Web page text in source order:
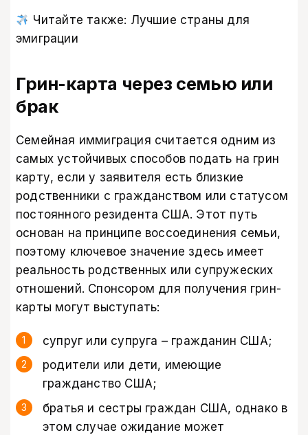
Читайте также: Лучшие страны для
эмиграции
Грин-карта через семью или
брак
Семейная иммиграция считается одним из
самых устойчивых способов подать на грин
карту, если у заявителя есть близкие
родственники с гражданством или статусом
постоянного резидента США. Этот путь
основан на принципе воссоединения семьи,
поэтому ключевое значение здесь имеет
реальность родственных или супружеских
отношений. Спонсором для получения грин-
карты могут выступать:
супруг или супруга – гражданин США;
родители или дети, имеющие
гражданство США;
братья и сестры граждан США, однако в
этом случае ожидание может